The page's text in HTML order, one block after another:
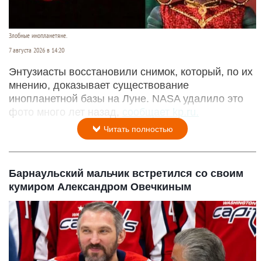
Злобные инопланетяне.
7 августа 2026 в 14:20
Энтузиасты восстановили снимок, который, по их
мнению, доказывает существование
инопланетной базы на Луне. NASA удалило это
фото много лет назад,
сообщает kp.ru.
Читать полностью
Барнаульский мальчик встретился со своим
кумиром Александром Овечкиным